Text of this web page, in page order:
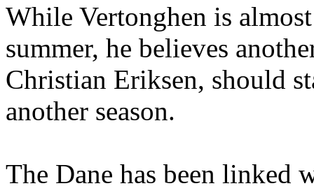
While Vertonghen is
summer, he believes
Christian Eriksen, should
another season.
The Dane has been linked